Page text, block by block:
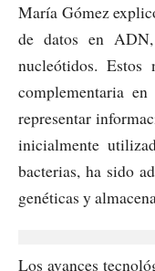
María Gómez
de datos en
nucleótidos. Estos
complementaria
representar
inicialmente
bacterias, ha sido
genéticas y
Los avances